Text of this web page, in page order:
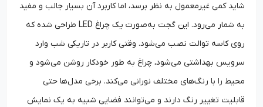
شاید کمی غیرمعمول به نظر برسد، اما کاربرد آن بسیار جالب و مفید
به شمار می‌رود. این گجت به‌صورت یک چراغ LED طراحی شده که
روی کاسه توالت نصب می‌شود. وقتی کاربر در تاریکی شب وارد
سرویس بهداشتی می‌شود، چراغ به طور خودکار روشن می‌شود و
محیط را با رنگ‌های مختلف نورانی می‌کند. برخی مدل‌ها حتی
قابلیت تغییر رنگ دارند و می‌توانند فضایی شبیه به یک نمایش